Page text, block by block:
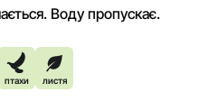
Воду пропускає.
птахи листя